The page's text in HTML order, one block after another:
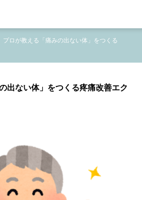
プロが教える「痛みの出ない体」をつくる
出ない体」をつくる疼痛改善エク